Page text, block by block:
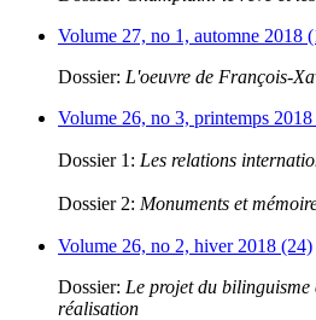
Volume 27, no 1, automne 2018
Dossier: L'oeuvre de François-
Volume 26, no 3, printemps
Dossier 1: Les relations
Dossier 2: Monuments et
Volume 26, no 2, hiver 2018 (24)
Dossier: Le projet du
réalisation